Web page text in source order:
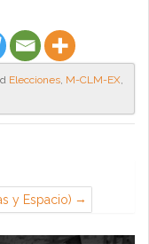
Elecciones, M-CLM-EX,
y Espacio)